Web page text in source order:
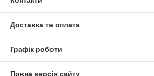
Доставка та оплата
Графік роботи
Повна версія сайту